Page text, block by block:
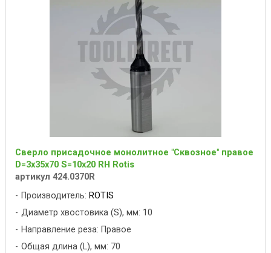
Сверло присадочное монолитное "Сквозное" правое
D=3x35x70 S=10x20 RH Rotis
артикул 424.0370R
Производитель: ROTIS
Диаметр хвостовика (S), мм: 10
Направление реза: Правое
Общая длина (L), мм: 70